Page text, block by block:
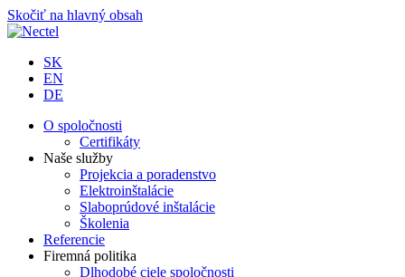
Skočiť na hlavný obsah
SK
EN
DE
O spoločnosti
Certifikáty
Naše služby
Projekcia a poradenstvo
Elektroinštalácie
Slaboprúdové inštalácie
Školenia
Referencie
Firemná politika
Dlhodobé ciele spoločnosti